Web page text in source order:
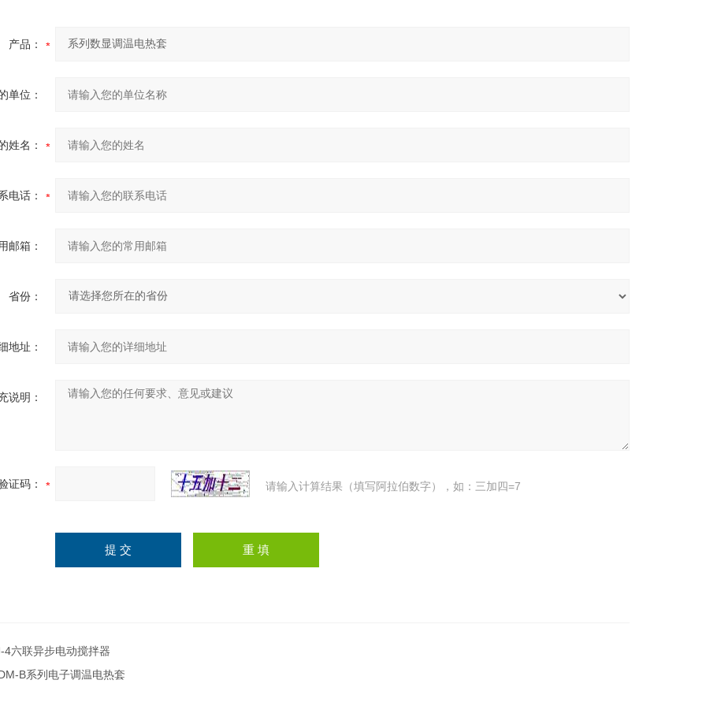
产品：
单位：
姓名：
电话：
邮箱：
省份：
地址：
说明：
证码： 请输入计算结果（填写阿拉伯数字），如：三加四=7
4六联异步电动搅拌器
B系列电子调温电热套